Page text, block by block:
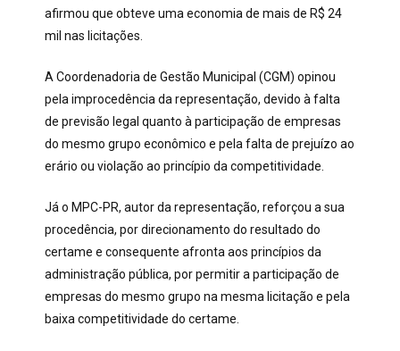
afirmou que obteve uma economia de mais de R$ 24
mil nas licitações.
A Coordenadoria de Gestão Municipal (CGM) opinou
pela improcedência da representação, devido à falta
de previsão legal quanto à participação de empresas
do mesmo grupo econômico e pela falta de prejuízo ao
erário ou violação ao princípio da competitividade.
Já o MPC-PR, autor da representação, reforçou a sua
procedência, por direcionamento do resultado do
certame e consequente afronta aos princípios da
administração pública, por permitir a participação de
empresas do mesmo grupo na mesma licitação e pela
baixa competitividade do certame.